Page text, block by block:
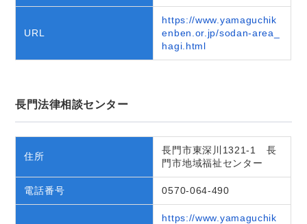
URL
https://www.yamaguchik
enben.or.jp/sodan-area_
hagi.html
長門法律相談センター
住所
長門市東深川1321-1 長
門市地域福祉センター
電話番号 0570-064-490
https://www.yamaguchik